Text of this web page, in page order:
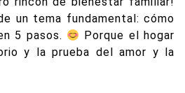
un tema fundamental: cómo
5 pasos.
Porque el hogar
y la prueba del amor y la